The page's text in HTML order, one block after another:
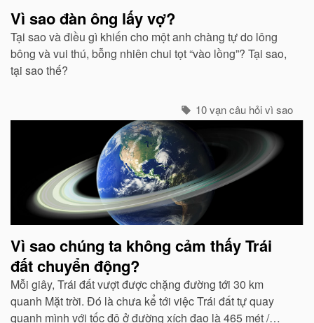
Vì sao đàn ông lấy vợ?
Tại sao và điều gì khiến cho một anh chàng tự do lông
bông và vui thú, bỗng nhiên chui tọt “vào lồng”? Tại sao,
tại sao thế?
10 vạn câu hỏi vì sao
Vì sao chúng ta không cảm thấy Trái
đất chuyển động?
Mỗi giây, Trái đất vượt được chặng đường tới 30 km
quanh Mặt trời. Đó là chưa kể tới việc Trái đất tự quay
quanh mình với tốc độ ở đường xích đạo là 465 mét /